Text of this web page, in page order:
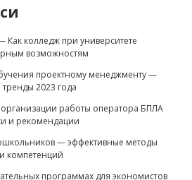
Как колледж при университете
возможностям
проектному менеджменту —
2023 года
организации работы оператора БПЛА
и рекомендации
— эффективные методы
компетенций
программах для экономистов